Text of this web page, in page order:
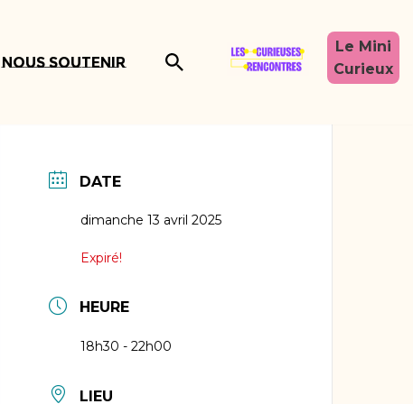
Nous soutenir
Le Mini
Curieux
DATE
dimanche 13 avril 2025
Expiré!
HEURE
18h30 - 22h00
LIEU